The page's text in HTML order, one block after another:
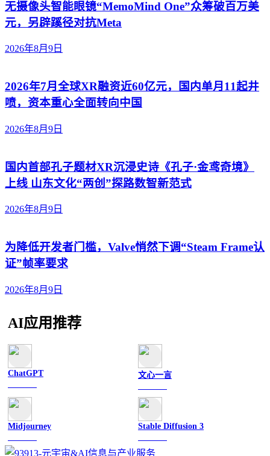
无摄像头智能眼镜“MemoMind One”众筹破百万美
元，另辟蹊径对抗Meta
2026年8月9日
2026年7月全球XR融资近60亿元，国内单月11起井
喷，资本重心全面转向中国
2026年8月9日
国内首部孔子题材XR沉浸史诗《孔子·金鸢奇境》
上线 山东文化“两创”探路数智新范式
2026年8月9日
为降低开发者门槛，Valve悄然下调“Steam Frame认
证”帧率要求
2026年8月9日
AI应用推荐
ChatGPT 文心一言
Midjourney Stable Diffusion 3